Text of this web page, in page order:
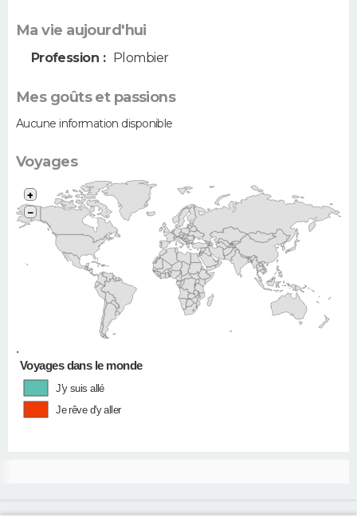
Ma vie aujourd'hui
Profession : Plombier
Mes goûts et passions
Aucune information disponible
Voyages
•
+
−
Voyages dans le monde
J'y suis allé
Je rêve d'y aller